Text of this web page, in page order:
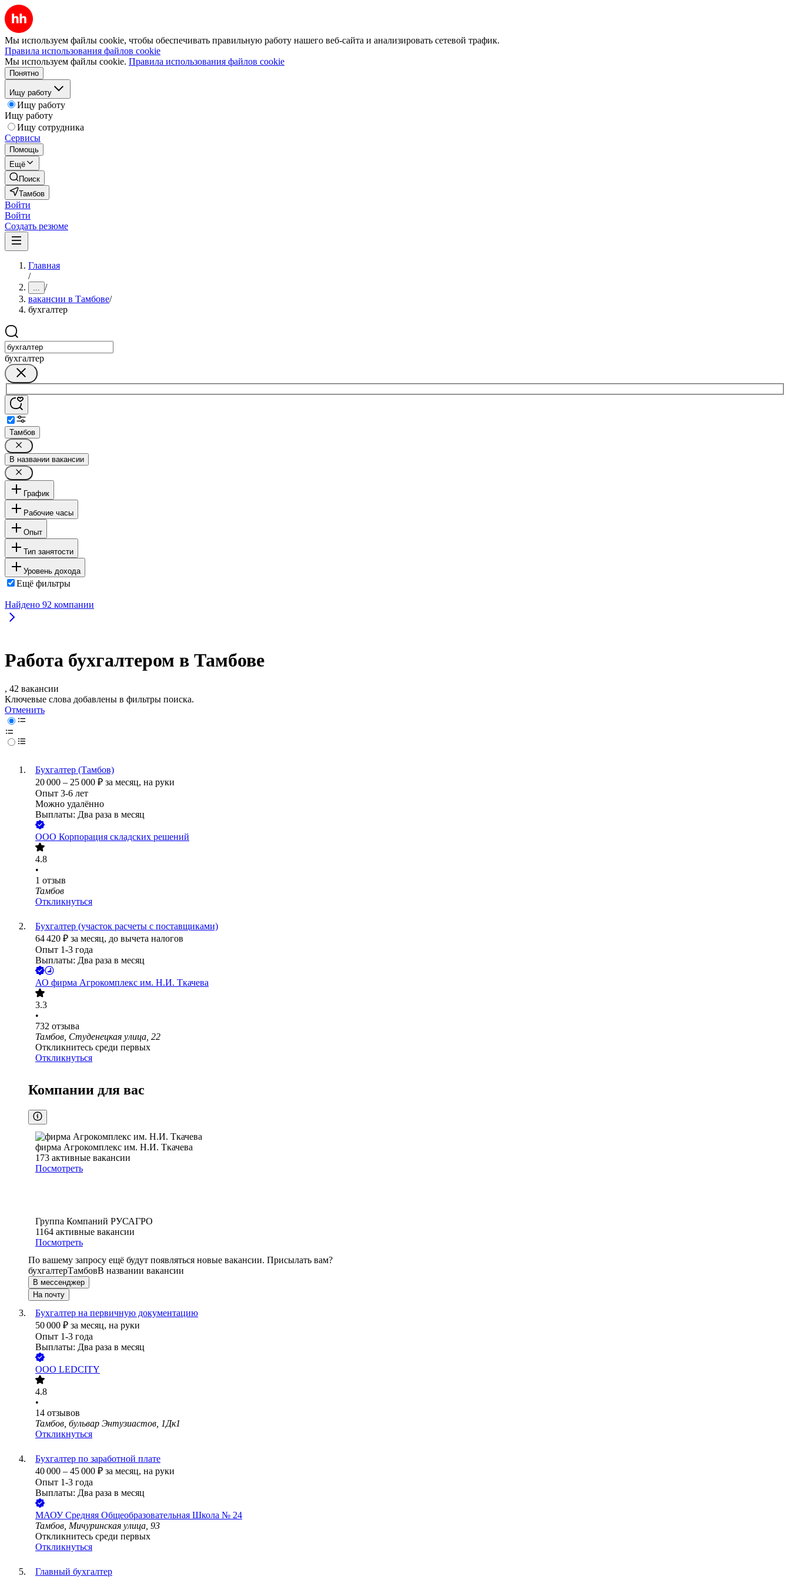
Мы используем файлы cookie, чтобы обеспечивать правильную работу нашего веб-сайта и анализировать сетевой трафик.
Правила использования файлов cookie
Мы используем файлы cookie. Правила использования файлов cookie
Понятно
Ищу работу
Ищу работу
Ищу работу
Ищу сотрудника
Сервисы
Помощь
Ещё
Поиск
Тамбов
Войти
Войти
Создать резюме
Главная
/
... /
вакансии в Тамбове/
бухгалтер
бухгалтер
Тамбов
В названии вакансии
График
Рабочие часы
Опыт
Тип занятости
Уровень дохода
Ещё фильтры
Найдено 92 компании
Работа бухгалтером в Тамбове
, 42 вакансии
Ключевые слова добавлены в фильтры поиска.
Отменить
Бухгалтер (Тамбов)
20 000 – 25 000 ₽ за месяц, на руки
Опыт 3-6 лет
Можно удалённо
Выплаты: Два раза в месяц
ООО Корпорация складских решений
4.8
•
1 отзыв
Тамбов
Откликнуться
Бухгалтер (участок расчеты с поставщиками)
64 420 ₽ за месяц, до вычета налогов
Опыт 1-3 года
Выплаты: Два раза в месяц
АО фирма Агрокомплекс им. Н.И. Ткачева
3.3
•
732 отзыва
Тамбов, Студенецкая улица, 22
Откликнитесь среди первых
Откликнуться
Компании для вас
фирма Агрокомплекс им. Н.И. Ткачева
173 активные вакансии
Посмотреть
Группа Компаний РУСАГРО
1164 активные вакансии
Посмотреть
По вашему запросу ещё будут появляться новые вакансии. Присылать вам?
бухгалтерТамбовВ названии вакансии
В мессенджер
На почту
Бухгалтер на первичную документацию
50 000 ₽ за месяц, на руки
Опыт 1-3 года
Выплаты: Два раза в месяц
ООО LEDCITY
4.8
•
14 отзывов
Тамбов, бульвар Энтузиастов, 1Дк1
Откликнуться
Бухгалтер по заработной плате
40 000 – 45 000 ₽ за месяц, на руки
Опыт 1-3 года
Выплаты: Два раза в месяц
МАОУ Средняя Общеобразовательная Школа № 24
Тамбов, Мичуринская улица, 93
Откликнитесь среди первых
Откликнуться
Главный бухгалтер